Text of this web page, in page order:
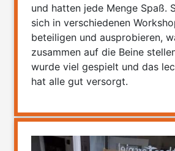
und hatten jede Menge Spaß.
sich in verschiedenen
beteiligen und ausprobieren,
zusammen auf die Beine
wurde viel gespielt und das
hat alle gut versorgt.